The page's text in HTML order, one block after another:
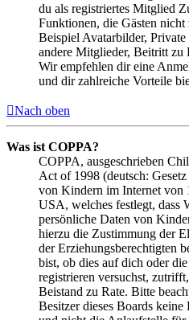
du als registriertes Mitglied
Funktionen, die Gästen
Beispiel Avatarbilder,
andere Mitglieder, Beitritt zu
Wir empfehlen dir eine
und dir zahlreiche Vorteile
Nach oben
Was ist COPPA?
COPPA, ausgeschrieben
Act of 1998 (deutsch:
von Kindern im Internet von
USA, welches festlegt, dass
persönliche Daten von
hierzu die Zustimmung der
der Erziehungsberechtigten
bist, ob dies auf dich oder
registrieren versuchst,
Beistand zu Rate. Bitte
Besitzer dieses Boards keine